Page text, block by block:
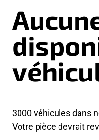
3000 véhicules dans
Votre pièce devrait